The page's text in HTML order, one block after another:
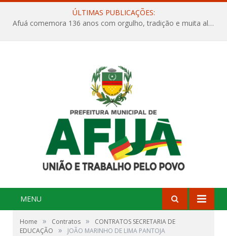
ÚLTIMAS PUBLICAÇÕES:
Afuá comemora 136 anos com orgulho, tradição e muita alegria na Quadra Dr. Nelson Salomão
MENU
Home » Contratos »
CONTRATOS SECRETARIA DE
EDUCAÇÃO
» JOÃO MARINHO DE LIMA PANTOJA